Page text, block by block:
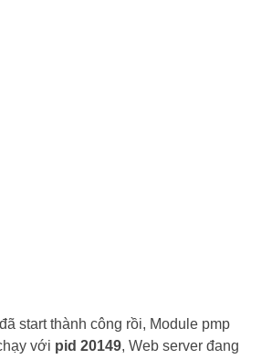
start thành công rồi, Module pmp
với pid 20149, Web server đang